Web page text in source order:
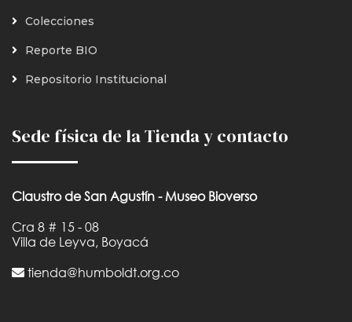
Colecciones
Reporte BIO
Repositorio Institucional
Sede física de la Tienda y contacto
Claustro de San Agustín - Museo Bioverso
Cra 8 # 15 - 08
Villa de Leyva, Boyacá
tienda@humboldt.org.co